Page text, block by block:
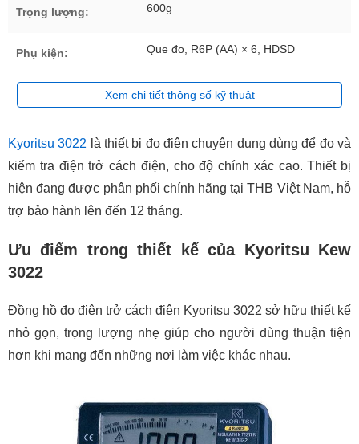
Trọng lượng: 600g
Phụ kiện: Que đo, R6P (AA) × 6, HDSD
Xem chi tiết thông số kỹ thuật
Kyoritsu 3022 là thiết bị đo điện chuyên dụng dùng để đo và
kiểm tra điện trở cách điện, cho độ chính xác cao. Thiết bị
hiện đang được phân phối chính hãng tại THB Việt Nam, hỗ
trợ bảo hành lên đến 12 tháng.
Ưu điểm trong thiết kế của Kyoritsu Kew
3022
Đồng hồ đo điện trở cách điện Kyoritsu 3022 sở hữu thiết kế
nhỏ gọn, trọng lượng nhẹ giúp cho người dùng thuận tiện
hơn khi mang đến những nơi làm việc khác nhau.